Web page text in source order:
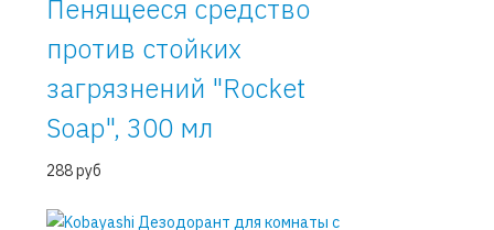
Пенящееся средство
против стойких
загрязнений "Rocket
Soap", 300 мл
288 руб